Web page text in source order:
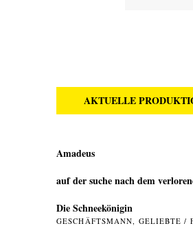
AKTUELLE
Amadeus
auf der suche nach dem
Die Schneekönigin
GESCHÄFTSMANN, GELIEBTE /